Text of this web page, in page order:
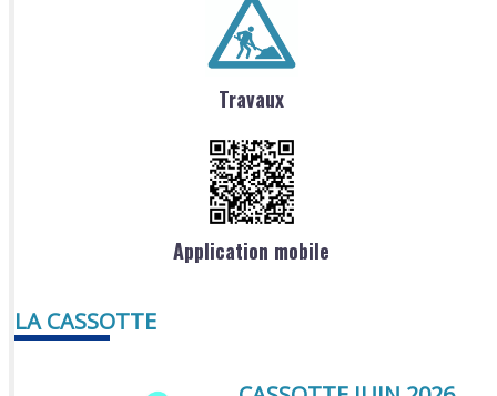
Travaux
Application mobile
LA CASSOTTE